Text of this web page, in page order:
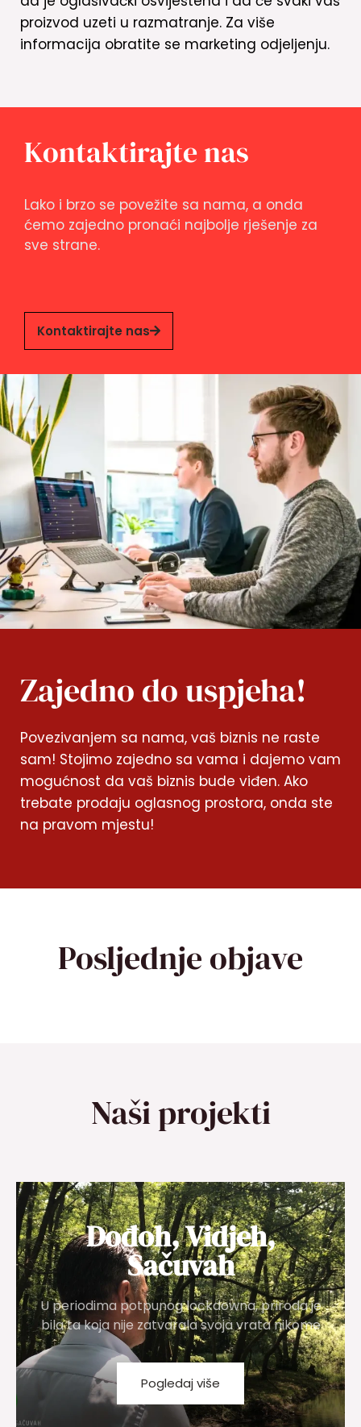
proizvod uzeti u razmatranje. Za više
informacija obratite se marketing odjeljenju.
Kontaktirajte nas
Lako i brzo se povežite sa nama, a onda
ćemo zajedno pronaći najbolje rješenje za
sve strane.
Kontaktirajte nas
Zajedno do uspjeha!
Povezivanjem sa nama, vaš biznis ne raste
sam! Stojimo zajedno sa vama i dajemo vam
mogućnost da vaš biznis bude viđen. Ako
trebate prodaju oglasnog prostora, onda ste
na pravom mjestu!
Posljednje objave
Naši projekti
Dođoh, Vidjeh,
Sačuvah
U periodima potpunog lockdowna, priroda je
bila ta koja nije zatvarala svoja vrata nikome
Pogledaj više